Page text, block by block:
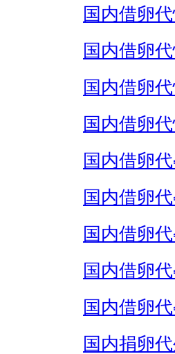
国内借卵
国内借卵
国内借卵
国内借卵
国内借卵
国内借卵
国内借卵
国内借卵
国内借卵
国内捐卵